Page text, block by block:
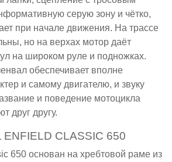
серую зону и чётко,
при начале движения. На трассе
но на верхах мотор даёт
на широком руле и подножках.
обеспечивает вполне
и самому двигателю, и звуку
и поведение мотоцикла
друг другу.
CLASSIC 650
650 основан на хребтовой раме из